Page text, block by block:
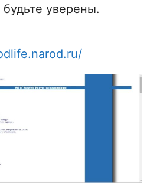
будьте уверены.